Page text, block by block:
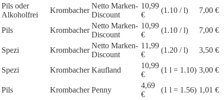
Pils oder
Alkoholfrei
Krombacher
Netto Marken-
Discount
10,99
€
(1.10 / l) 7,00 €
Pils Krombacher
Netto Marken-
Discount
10,99
€
(1.10 / l) 7,00 €
Spezi Krombacher
Netto Marken-
Discount
11,99
€
(1.20 / l) 3,50 €
Spezi Krombacher Kaufland
10,99
€
(1 l = 1.10) 3,00 €
Pils Krombacher Penny
4,69
€
(1 l = 1.56) 1,01 €